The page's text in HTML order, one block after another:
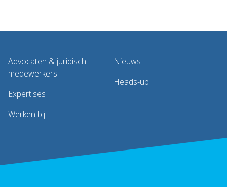
Advocaten & juridisch
medewerkers
Expertises
Werken bij
Nieuws
Heads-up